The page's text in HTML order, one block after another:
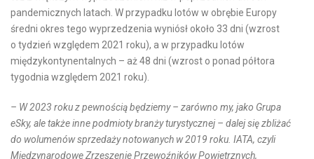
pandemicznych latach. W przypadku lotów w obrębie Europy
średni okres tego wyprzedzenia wyniósł około 33 dni (wzrost
o tydzień względem 2021 roku), a w przypadku lotów
międzykontynentalnych – aż 48 dni (wzrost o ponad półtora
tygodnia względem 2021 roku).
– W 2023 roku z pewnością będziemy – zarówno my, jako Grupa
eSky, ale także inne podmioty branży turystycznej – dalej się zbliżać
do wolumenów sprzedaży notowanych w 2019 roku. IATA, czyli
Międzynarodowe Zrzeszenie Przewoźników Powietrznych,